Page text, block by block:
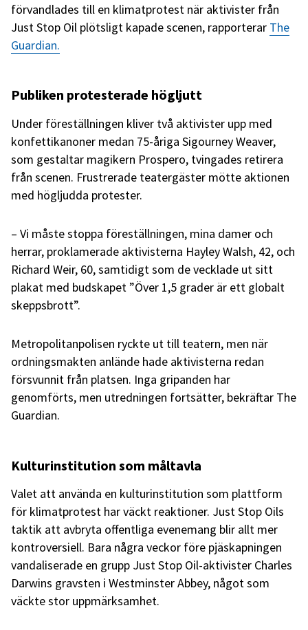
förvandlades till en klimatprotest när aktivister från
Just Stop Oil plötsligt kapade scenen, rapporterar The
Guardian.
Publiken protesterade högljutt
Under föreställningen kliver två aktivister upp med
konfettikanoner medan 75-åriga Sigourney Weaver,
som gestaltar magikern Prospero, tvingades retirera
från scenen. Frustrerade teatergäster mötte aktionen
med högljudda protester.
– Vi måste stoppa föreställningen, mina damer och
herrar, proklamerade aktivisterna Hayley Walsh, 42, och
Richard Weir, 60, samtidigt som de vecklade ut sitt
plakat med budskapet ”Över 1,5 grader är ett globalt
skeppsbrott”.
Metropolitanpolisen ryckte ut till teatern, men när
ordningsmakten anlände hade aktivisterna redan
försvunnit från platsen. Inga gripanden har
genomförts, men utredningen fortsätter, bekräftar The
Guardian.
Kulturinstitution som måltavla
Valet att använda en kulturinstitution som plattform
för klimatprotest har väckt reaktioner. Just Stop Oils
taktik att avbryta offentliga evenemang blir allt mer
kontroversiell. Bara några veckor före pjäskapningen
vandaliserade en grupp Just Stop Oil-aktivister Charles
Darwins gravsten i Westminster Abbey, något som
väckte stor uppmärksamhet.